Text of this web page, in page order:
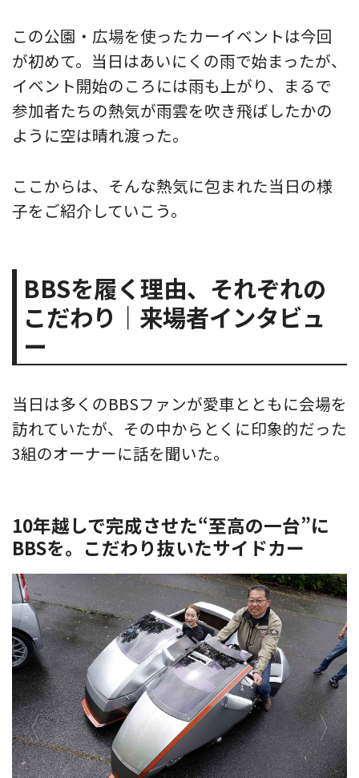
この公園・広場を使ったカーイベントは今回
が初めて。当日はあいにくの雨で始まったが、
イベント開始のころには雨も上がり、まるで
参加者たちの熱気が雨雲を吹き飛ばしたかの
ように空は晴れ渡った。
ここからは、そんな熱気に包まれた当日の様
子をご紹介していこう。
BBSを履く理由、それぞれの
こだわり｜来場者インタビュ
ー
当日は多くのBBSファンが愛車とともに会場を
訪れていたが、その中からとくに印象的だった
3組のオーナーに話を聞いた。
10年越しで完成させた“至高の一台”に
BBSを。こだわり抜いたサイドカー